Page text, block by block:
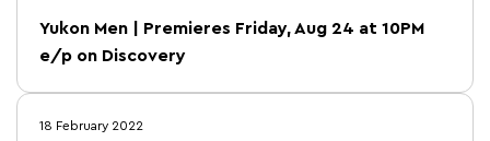
Yukon Men | Premieres Friday, Aug 24 at 10PM
e/p on Discovery
18 February 2022